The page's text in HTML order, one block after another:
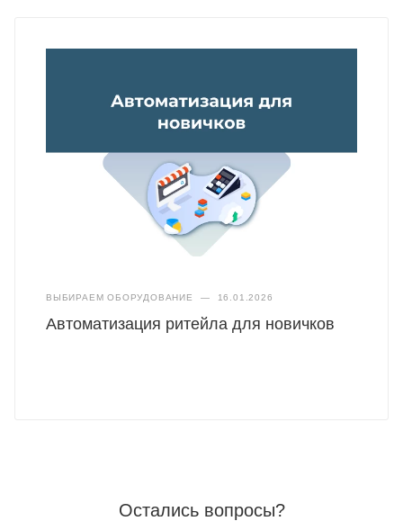
ВЫБИРАЕМ ОБОРУДОВАНИЕ — 16.01.2026
Автоматизация ритейла для новичков
Остались вопросы?